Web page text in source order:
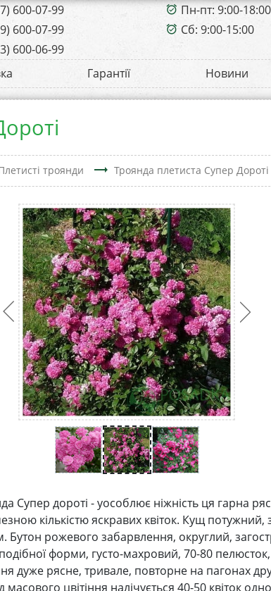
600-07-99
600-07-99
600-06-99
alarm_on Пн-пт: 9:00-18:00
alarm_on Сб: 9:00-15:00
Гарантії Новини
троянди trending_flat Троянда плетиста Супер Дороті
Супер дороті - уособлює ніжність ця гарна
кількістю яскравих квіток. Кущ
Бутон рожевого забарвлення, округлий,
форми, густо-махровий, 70-80 пелюсток,
дуже рясне, тривале, повторне на пагонах
масового цвітіння налічується 40-50 квіток